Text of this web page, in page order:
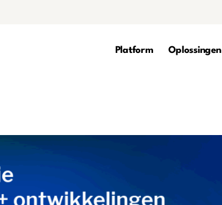
Platform Oplossingen